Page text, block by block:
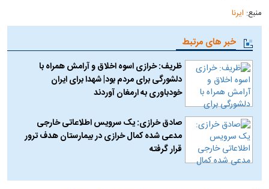
منبع: ایرنا
خبر های مرتبط
ظریف: خرازی اسوه اخلاق و آرامش همراه با
دلشورگی برای مردم بود| شهدا برای ایران
خودباوری به ارمغان آوردند
صادق خرازی: یک سرویس اطلاعاتی خارجی
مدعی شده کمال خرازی در بیمارستان هدف ترور
قرار گرفته